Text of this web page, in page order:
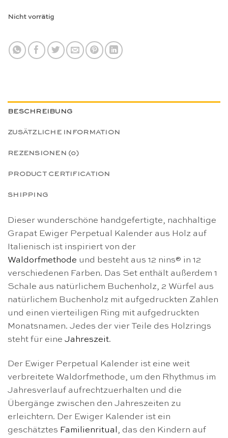
Nicht vorrätig
BESCHREIBUNG
ZUSÄTZLICHE INFORMATION
REZENSIONEN (0)
PRODUCT CERTIFICATION
SHIPPING
Dieser wunderschöne handgefertigte, nachhaltige
Grapat Ewiger Perpetual Kalender aus Holz auf
Italienisch ist inspiriert von der
Waldorfmethode und besteht aus 12 nins® in 12
verschiedenen Farben. Das Set enthält außerdem 1
Schale aus natürlichem Buchenholz, 2 Würfel aus
natürlichem Buchenholz mit aufgedruckten Zahlen
und einen vierteiligen Ring mit aufgedruckten
Monatsnamen. Jedes der vier Teile des Holzrings
steht für eine Jahreszeit.
Der Ewiger Perpetual Kalender ist eine weit
verbreitete Waldorfmethode, um den Rhythmus im
Jahresverlauf aufrechtzuerhalten und die
Übergänge zwischen den Jahreszeiten zu
erleichtern. Der Ewiger Kalender ist ein
geschätztes Familienritual , das den Kindern auf